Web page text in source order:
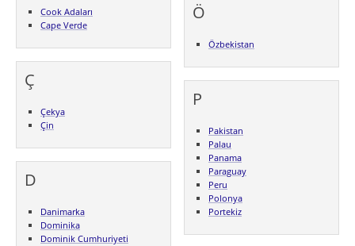
Cook Adaları
Cape Verde
Ç
Çekya
Çin
D
Danimarka
Dominika
Dominik Cumhuriyeti
Ö
Özbekistan
P
Pakistan
Palau
Panama
Paraguay
Peru
Polonya
Portekiz